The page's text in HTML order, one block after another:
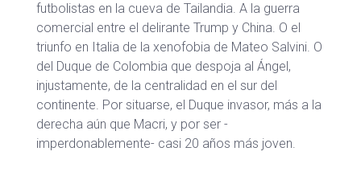
futbolistas en la cueva de Tailandia. A la guerra
comercial entre el delirante Trump y China. O el
triunfo en Italia de la xenofobia de Mateo Salvini. O
del Duque de Colombia que despoja al Ángel,
injustamente, de la centralidad en el sur del
continente. Por situarse, el Duque invasor, más a la
derecha aún que Macri, y por ser -
imperdonablemente- casi 20 años más joven.